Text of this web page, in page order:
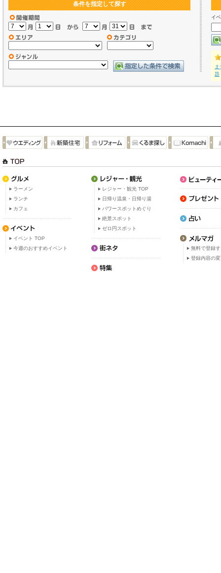
条件を指定して探す
イ
ま
題
ラーメン
ランチ
カフェ
イベント TOP
今週のおすすめイベント
レジャー・観光 TOP
日帰り温泉・日帰り湯
パワースポットめぐり
絶景スポット
ゼロ円スポット
無料で登録
登録内容の